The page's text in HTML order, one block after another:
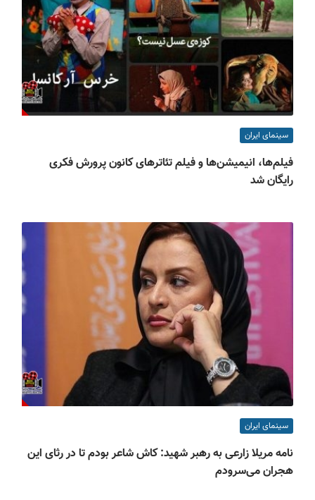
سینمای ایران
فیلم‌ها، انیمیشن‌ها و فیلم تئاترهای کانون پرورش فکری
رایگان شد
سینمای ایران
نامه مریلا زارعی به رهبر شهید: کاش شاعر بودم تا در رثای این
هجران می‌سرودم